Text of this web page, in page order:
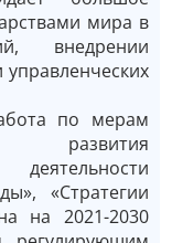
мира в
внедрении
по мерам
развития
«Стратегии
на 2021-2030